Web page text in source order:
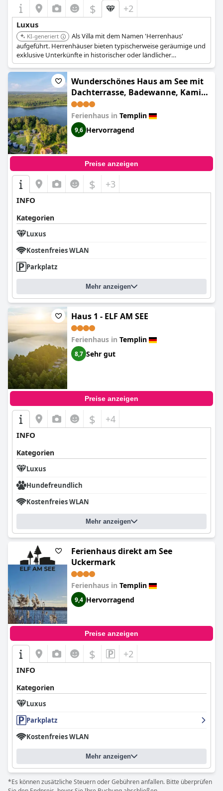
$ +2
Luxus
KI-generiert
Als Villa mit dem Namen 'Herrenhaus'
aufgeführt. Herrenhäuser bieten typischerweise geräumige und
exklusive Unterkünfte in historischer oder ländlicher
Umgebung, was auf ein hochwertiges und privates Erlebnis
hindeutet.
Wunderschönes Haus am See mit
Dachterrasse, Badewanne, Kamin
(Traumhaus direkt am See mit
Dachterrasse, Kamin und
Badewanne)
Ferienhaus in Templin
9,6 Hervorragend
Preise anzeigen
$ +3
INFO
Kategorien
Luxus
Kostenfreies WLAN
Parkplatz
Mehr anzeigen
Haus 1 - ELF AM SEE
Ferienhaus in Templin
8,7 Sehr gut
Preise anzeigen
$ +4
INFO
Kategorien
Luxus
Hundefreundlich
Kostenfreies WLAN
Mehr anzeigen
Ferienhaus direkt am See
Uckermark
Ferienhaus in Templin
9,4 Hervorragend
Preise anzeigen
$ +2
INFO
Kategorien
Luxus
Parkplatz
Kostenfreies WLAN
Mehr anzeigen
*Es können zusätzliche Steuern oder Gebühren anfallen. Bitte überprüfen